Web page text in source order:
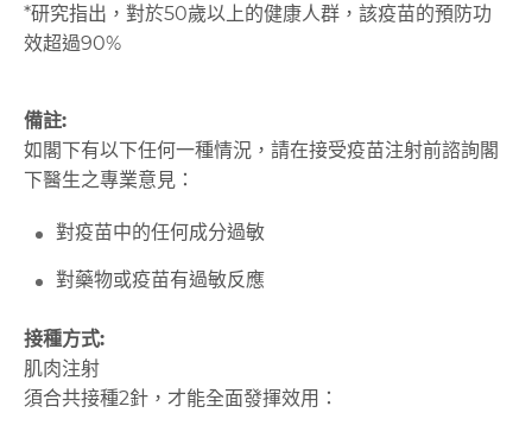
*研究指出，對於50歲以上的健康人群，該疫苗的預防功
效超過90%
備註:
如閣下有以下任何一種情況，請在接受疫苗注射前諮詢閣
下醫生之專業意見：
對疫苗中的任何成分過敏
對藥物或疫苗有過敏反應
接種方式:
肌肉注射
須合共接種2針，才能全面發揮效用：